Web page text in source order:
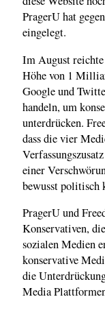
PragerU hat
eingelegt.
Im August
Höhe von 1
Google und
handeln, um
unterdrücken.
dass die vier
einer
bewusst politisch
PragerU und
Konservativen,
sozialen Medien
konservative
die
Media